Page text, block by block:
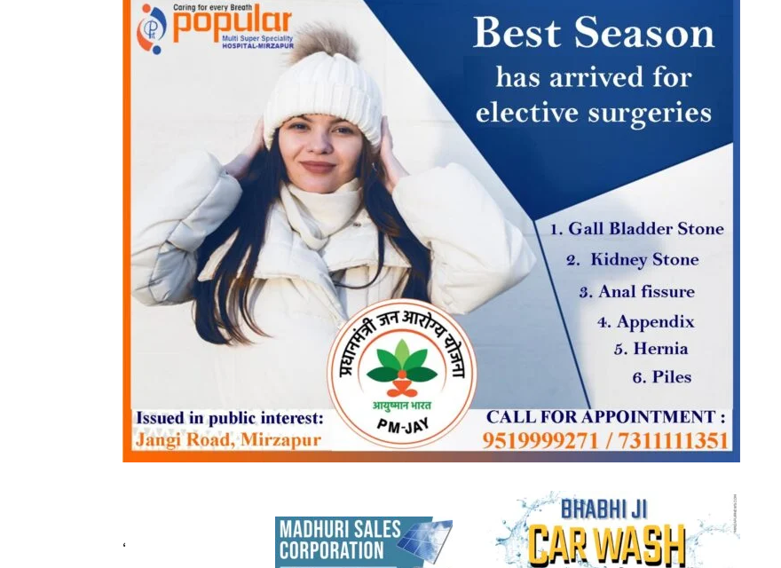
News,
Latest
News
‘